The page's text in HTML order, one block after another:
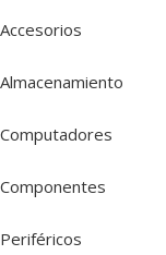
Accesorios
Almacenamiento
Computadores
Componentes
Periféricos